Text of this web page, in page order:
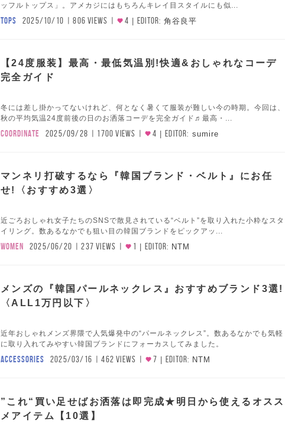
ッフルトップス」。アメカジにはもちろんキレイ目スタイルにも似...
TOPS 2025/10/10 806 VIEWS 4 EDITOR: 角谷良平
【24度服装】最高・最低気温別!快適&おしゃれなコーデ
完全ガイド
冬には差し掛かってないけれど、何となく暑くて服装が難しい今の時期。今回は、
秋の平均気温24度前後の日のお洒落コーデを完全ガイド♬最高・...
COORDINATE 2025/09/28 1700 VIEWS 4 EDITOR: sumire
マンネリ打破するなら『韓国ブランド・ベルト』にお任
せ!〈おすすめ3選〉
近ごろおしゃれ女子たちのSNSで散見されている“ベルト”を取り入れた小粋なスタ
イリング。数あるなかでも狙い目の韓国ブランドをピックアッ...
WOMEN 2025/06/20 237 VIEWS 1 EDITOR: NTM
メンズの『韓国パールネックレス』おすすめブランド3選!
〈ALL1万円以下〉
近年おしゃれメンズ界隈で人気爆発中の“パールネックレス”。数あるなかでも気軽
に取り入れてみやすい韓国ブランドにフォーカスしてみました。
ACCESSORIES 2025/03/16 462 VIEWS 7 EDITOR: NTM
”これ“買い足せばお洒落は即完成★明日から使えるオスス
メアイテム【10選】